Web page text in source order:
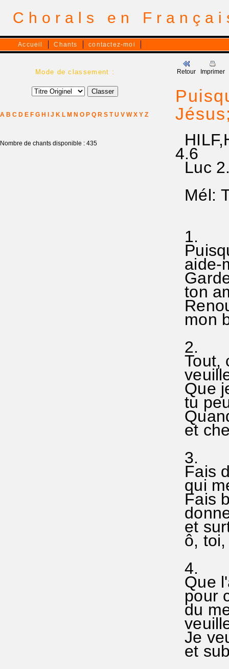
Chorals en
Accueil Chants contactez-moi
Mode de classement :
A B C D E F G H J K L M N O P Q R S T U V W X Y Z
Nombre de chants disponible : 435
Retour Imprimer
4.6
Luc
Mél:
1.
aide-
ton
mon
2.
Tout,
Que
tu
et
3.
Fais
qui
Fais
et
ô,
4.
Que
pour
du
Je
et